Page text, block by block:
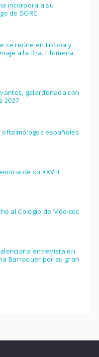
incorpora a su
de DORC
se reúne en Lisboa y
a la Dra. Filomena
galardonada con
2027
oftalmólogos españoles
de su XXVIII
al Colegio de Médicos
entrevista en
Barraquer por su gran